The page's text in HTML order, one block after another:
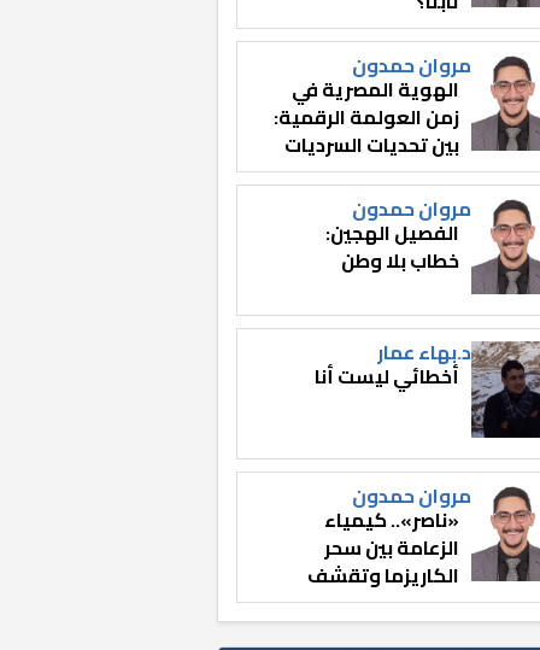
مروان حمدون
الهوية المصرية في
زمن العولمة الرقمية:
بين تحديات السرديات
وصناعة الوعي
مروان حمدون
الفصيل الهجين:
خطاب بلا وطن
د.بهاء عمار
أخطائي ليست أنا
مروان حمدون
«ناصر».. كيمياء
الزعامة بين سحر
الكاريزما وتقشف
الثائر